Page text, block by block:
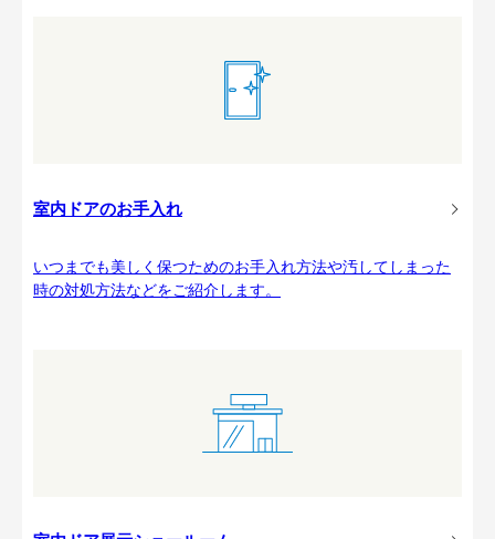
室内ドアのお手入れ
いつまでも美しく保つためのお手入れ方法や汚してしまった
時の対処方法などをご紹介します。